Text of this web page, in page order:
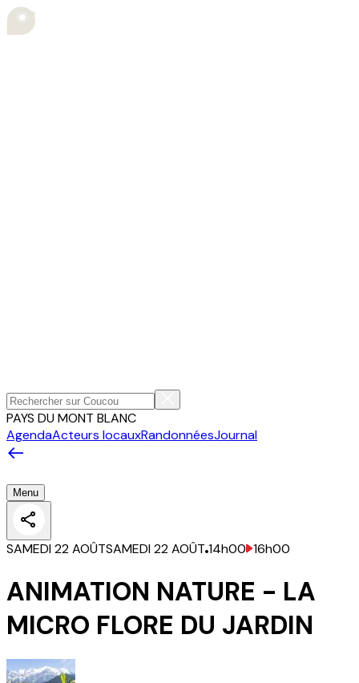
PAYS DU MONT BLANC
AgendaActeurs locauxRandonnéesJournal
Menu
SAMEDI 22 AOÛTSAMEDI 22 AOÛT 14h00 16h00
ANIMATION NATURE - LA
MICRO FLORE DU JARDIN